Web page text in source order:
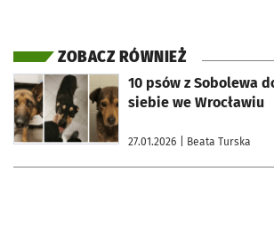
ZOBACZ RÓWNIEŻ
10 psów z Sobolewa dochodzi do
siebie we Wrocławiu
27.01.2026 | Beata Turska
otworzy się w nowej karcie